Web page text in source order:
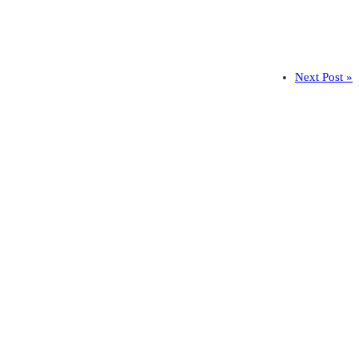
Next Post »